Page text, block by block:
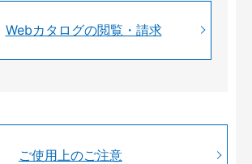
Webカタログの閲覧・請求
ご使用上のご注意